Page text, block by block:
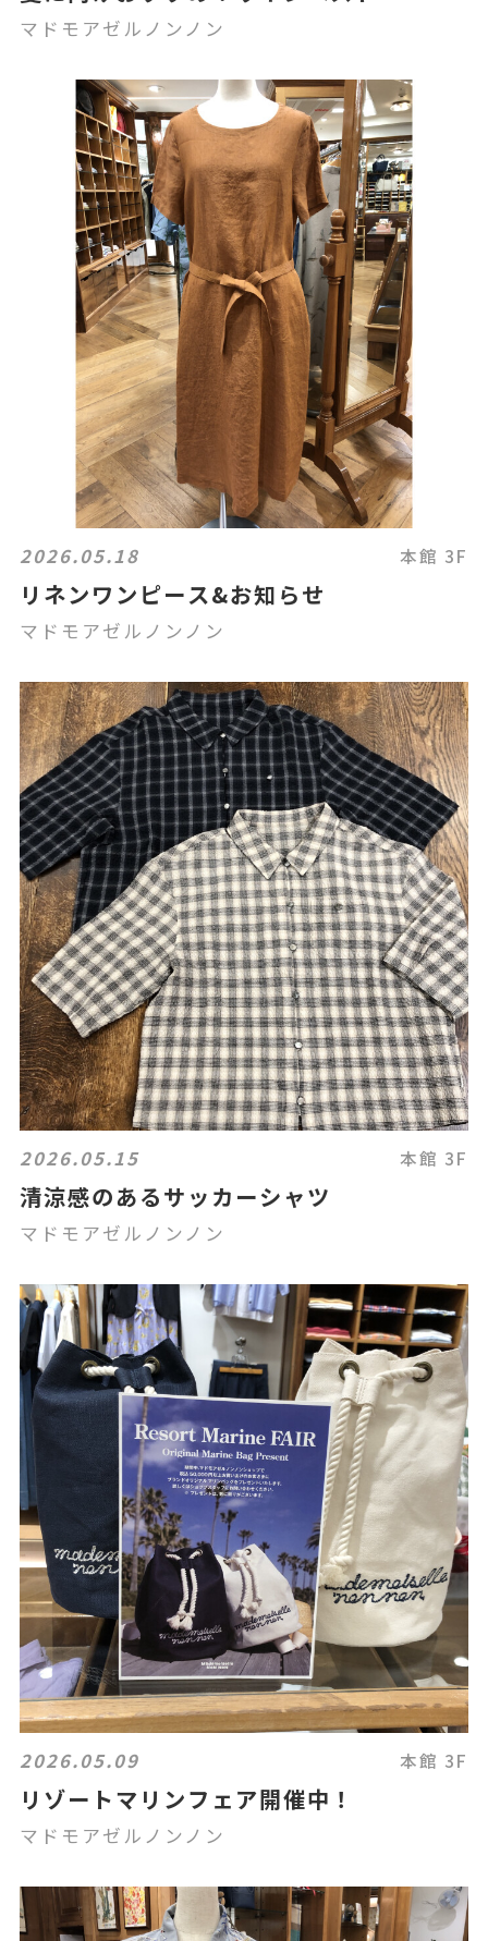
マドモアゼルノンノン
2026.05.18 本館 3F
リネンワンピース&お知らせ
マドモアゼルノンノン
2026.05.15 本館 3F
清涼感のあるサッカーシャツ
マドモアゼルノンノン
2026.05.09 本館 3F
リゾートマリンフェア開催中！
マドモアゼルノンノン